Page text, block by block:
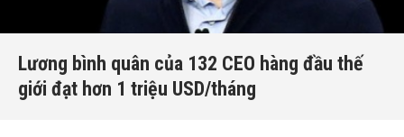
Lương bình quân của 132 CEO hàng đầu thế
giới đạt hơn 1 triệu USD/tháng